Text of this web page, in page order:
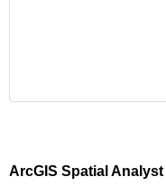
ArcGIS Spatial Analyst